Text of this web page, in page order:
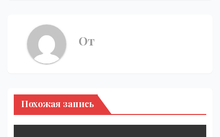
От
Похожая запись